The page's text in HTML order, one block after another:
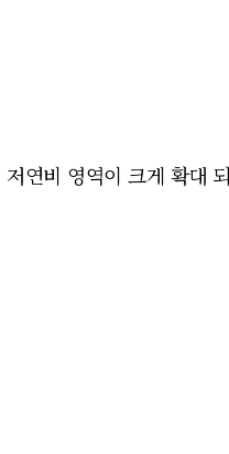
저연비 영역이 크게 확대